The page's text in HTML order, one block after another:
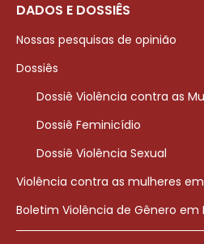
DADOS E DOSSIÊS
Nossas pesquisas de opinião
Dossiês
Dossiê Violência contra as
Dossiê Feminicídio
Dossiê Violência Sexual
Violência contra as mulheres
Boletim Violência de Gênero em